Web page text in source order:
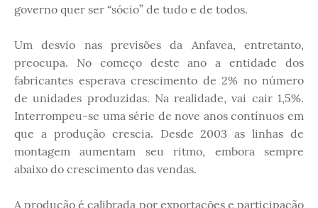
governo quer ser “sócio” de tudo e de todos.
Um desvio nas previsões da Anfavea, entretanto,
preocupa. No começo deste ano a entidade dos
fabricantes esperava crescimento de 2% no número
de unidades produzidas. Na realidade, vai cair 1,5%.
Interrompeu-se uma série de nove anos contínuos em
que a produção crescia. Desde 2003 as linhas de
montagem aumentam seu ritmo, embora sempre
abaixo do crescimento das vendas.
A produção é calibrada por exportações e participação